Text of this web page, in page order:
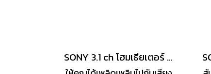
SONY 3.1 ch โฮมเธียเตอร์ & SOUNDBAR รุ่น HT-G700 Dolby Atmos®/ DTS:X™